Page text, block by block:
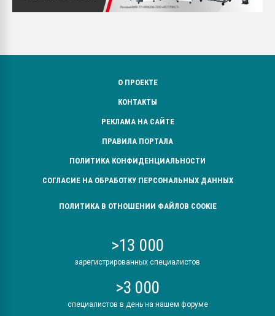
О ПРОЕКТЕ
КОНТАКТЫ
РЕКЛАМА НА САЙТЕ
ПРАВИЛА ПОРТАЛА
ПОЛИТИКА КОНФИДЕНЦИАЛЬНОСТИ
СОГЛАСИЕ НА ОБРАБОТКУ ПЕРСОНАЛЬНЫХ ДАННЫХ
ПОЛИТИКА В ОТНОШЕНИИ ФАЙЛОВ COOKIE
>13 000
зарегистрированных специалистов
>3 000
специалистов в день на нашем форуме